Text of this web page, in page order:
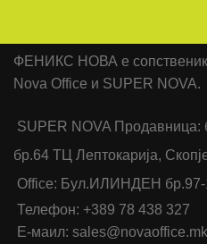
ФЕНИКС НОВА е сопственик
Nova Office и SUPER NOVA.
SUPER NOVA Продавница:
бр.64 ТЦ Лептокарија,
Office: Бул.ИЛИНДЕН бр.97-
Телефон: +389 78 438 327
Е-маил: sales@novaoffice.mk